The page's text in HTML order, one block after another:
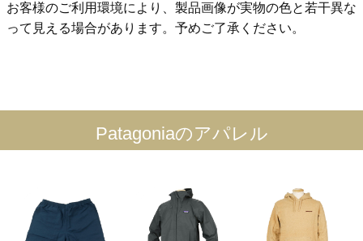
お客様のご利用環境により、製品画像が実物の色と若干異な
って見える場合があります。予めご了承ください。
Patagoniaのアパレル